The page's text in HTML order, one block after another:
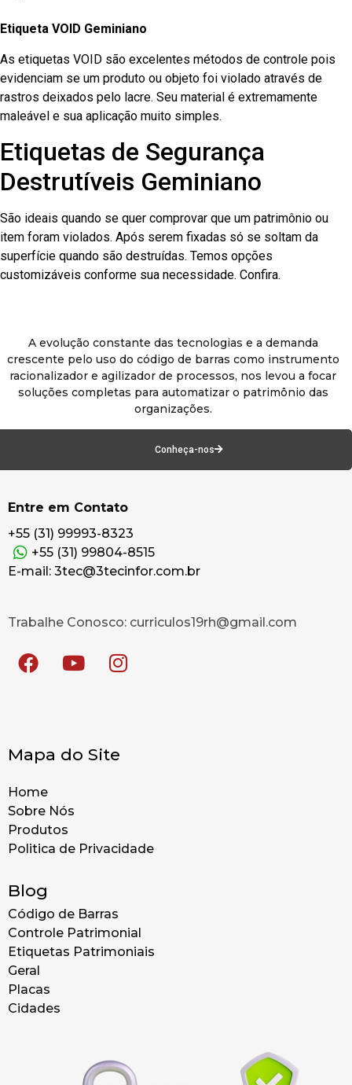
Etiqueta VOID Geminiano
As etiquetas VOID são excelentes métodos de controle pois
evidenciam se um produto ou objeto foi violado através de
rastros deixados pelo lacre. Seu material é extremamente
maleável e sua aplicação muito simples.
Etiquetas de Segurança
Destrutíveis Geminiano
São ideais quando se quer comprovar que um patrimônio ou
item foram violados. Após serem fixadas só se soltam da
superfície quando são destruídas. Temos opções
customizáveis conforme sua necessidade. Confira.
A evolução constante das tecnologias e a demanda
crescente pelo uso do código de barras como instrumento
racionalizador e agilizador de processos, nos levou a focar
soluções completas para automatizar o patrimônio das
organizações.
Conheça-nos
Entre em Contato
+55 (31) 99993-8323
+55 (31) 99804-8515
E-mail: 3tec@3tecinfor.com.br
Trabalhe Conosco: curriculos19rh@gmail.com
Mapa do Site
Home
Sobre Nós
Produtos
Politica de Privacidade
Blog
Código de Barras
Controle Patrimonial
Etiquetas Patrimoniais
Geral
Placas
Cidades